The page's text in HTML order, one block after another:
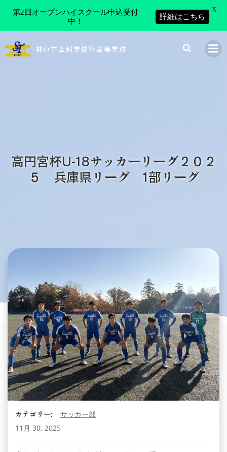
ン
神戸市立科学技術高等学校
高円宮杯U-18サッカーリーグ２０２
５ 兵庫県リーグ 1部リーグ
カテゴリー:
サッカー部
11月 30, 2025
第2回オープンハイスクール申込受付
中！
詳細はこちら
X